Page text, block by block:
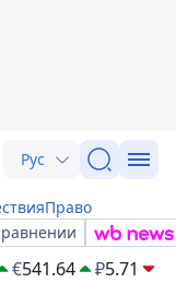
Рус
Право
€541.64 ₽5.71